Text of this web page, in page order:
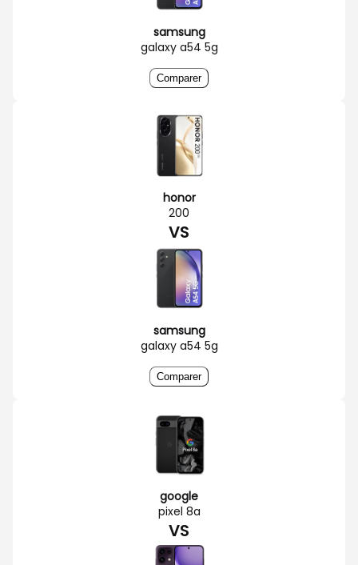
samsung
galaxy a54 5g
Comparer
honor
200
VS
samsung
galaxy a54 5g
Comparer
google
pixel 8a
VS